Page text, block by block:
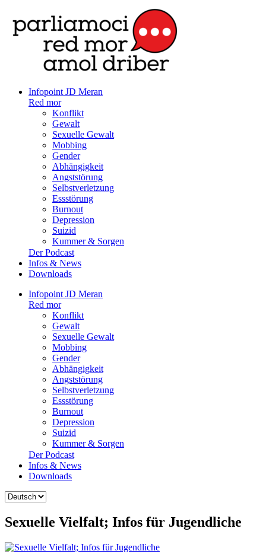
Infopoint JD Meran
Red mor
Konflikt
Gewalt
Sexuelle Gewalt
Mobbing
Gender
Abhängigkeit
Angststörung
Selbstverletzung
Essstörung
Burnout
Depression
Suizid
Kummer & Sorgen
Der Podcast
Infos & News
Downloads
Infopoint JD Meran
Red mor
Konflikt
Gewalt
Sexuelle Gewalt
Mobbing
Gender
Abhängigkeit
Angststörung
Selbstverletzung
Essstörung
Burnout
Depression
Suizid
Kummer & Sorgen
Der Podcast
Infos & News
Downloads
Sprache
Sexuelle Vielfalt; Infos für Jugendliche